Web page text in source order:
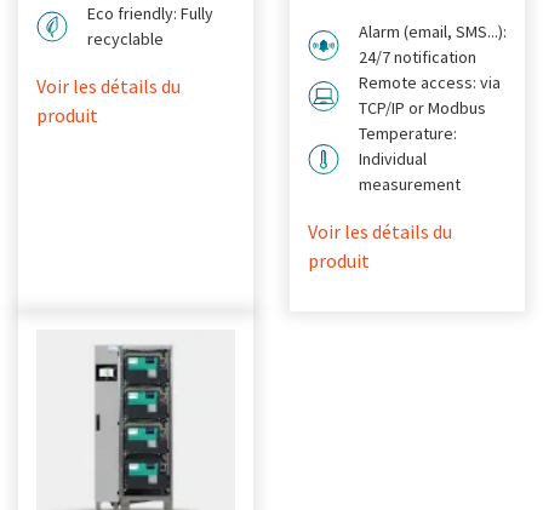
Eco friendly: Fully
recyclable
Voir les détails du
produit
Alarm (email, SMS...):
24/7 notification
Remote access: via
TCP/IP or Modbus
Temperature:
Individual
measurement
Voir les détails du
produit